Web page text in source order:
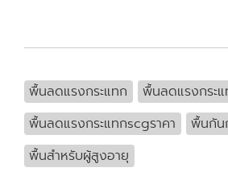
พื้นลดแรงกระแทก
พื้นลดแรงกระ
พื้นลดแรงกระแทกscgราคา
พื้นกัน
พื้นสำหรับผู้สูงอายุ